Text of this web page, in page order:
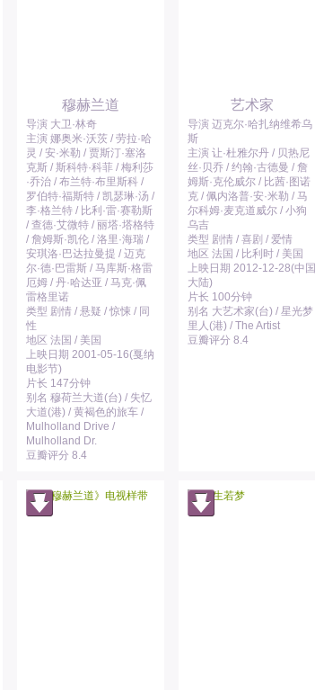
穆赫兰道
导演 大卫·林奇
主演 娜奥米·沃茨 / 劳拉·哈
灵 / 安·米勒 / 贾斯汀·塞洛
克斯 / 斯科特·科菲 / 梅利莎
·乔治 / 布兰特·布里斯科 /
罗伯特·福斯特 / 凯瑟琳·汤 /
李·格兰特 / 比利·雷·赛勒斯
/ 查德·艾微特 / 丽塔·塔格特
/ 詹姆斯·凯伦 / 洛里·海瑞 /
安琪洛·巴达拉曼提 / 迈克
尔·德·巴雷斯 / 马库斯·格雷
厄姆 / 丹·哈达亚 / 马克·佩
雷格里诺
类型 剧情 / 悬疑 / 惊悚 / 同
性
地区 法国 / 美国
上映日期 2001-05-16(戛纳
电影节)
片长 147分钟
别名 穆荷兰大道(台) / 失忆
大道(港) / 黄褐色的旅车 /
Mulholland Drive /
Mulholland Dr.
豆瓣评分 8.4
艺术家
导演 迈克尔·哈扎纳维希乌
斯
主演 让·杜雅尔丹 / 贝热尼
丝·贝乔 / 约翰·古德曼 / 詹
姆斯·克伦威尔 / 比茜·图诺
克 / 佩内洛普·安·米勒 / 马
尔科姆·麦克道威尔 / 小狗
乌吉
类型 剧情 / 喜剧 / 爱情
地区 法国 / 比利时 / 美国
上映日期 2012-12-28(中国
大陆)
片长 100分钟
别名 大艺术家(台) / 星光梦
里人(港) / The Artist
豆瓣评分 8.4